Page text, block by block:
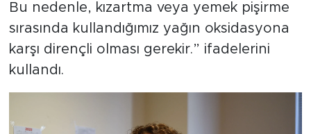
Bu nedenle, kızartma veya yemek pişirme
sırasında kullandığımız yağın oksidasyona
karşı dirençli olması gerekir.” ifadelerini
kullandı.